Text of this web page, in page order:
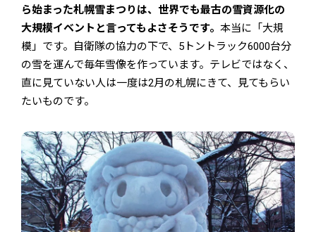
ら始まった札幌雪まつりは、世界でも最古の雪資源化の
大規模イベントと言ってもよさそうです。 本当に「大規
模」です。自衛隊の協力の下で、5トントラック6000台分
の雪を運んで毎年雪像を作っています。テレビではなく、
直に見ていない人は一度は2月の札幌にきて、見てもらい
たいものです。